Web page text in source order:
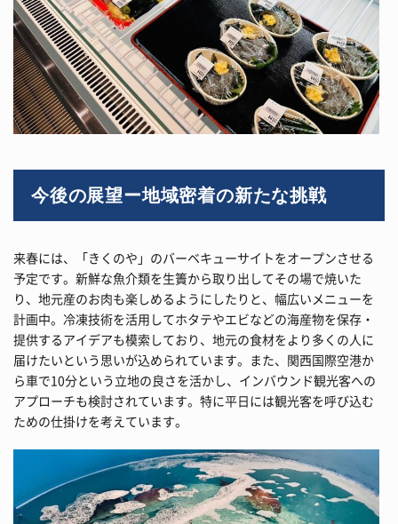
今後の展望ー地域密着の新たな挑戦
来春には、「きくのや」のバーベキューサイトをオープンさせる
予定です。新鮮な魚介類を生簀から取り出してその場で焼いた
り、地元産のお肉も楽しめるようにしたりと、幅広いメニューを
計画中。冷凍技術を活用してホタテやエビなどの海産物を保存・
提供するアイデアも模索しており、地元の食材をより多くの人に
届けたいという思いが込められています。また、関西国際空港か
ら車で10分という立地の良さを活かし、インバウンド観光客への
アプローチも検討されています。特に平日には観光客を呼び込む
ための仕掛けを考えています。